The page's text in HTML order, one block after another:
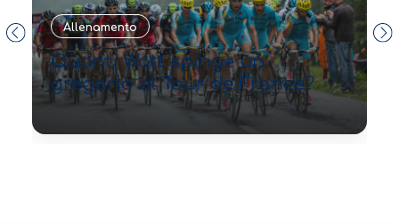
Allenamento
Quanti Watt spinge un
gregario al Tour de France?